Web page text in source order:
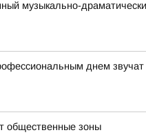
музыкально-
днем
общественные зоны